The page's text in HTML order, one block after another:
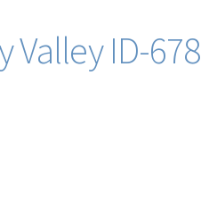
Valley ID-678